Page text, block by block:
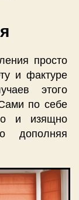
просто
и фактуре
этого
по себе
и изящно
дополняя